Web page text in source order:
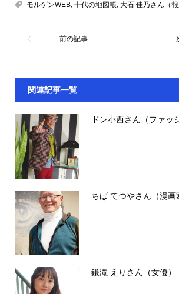
モルゲンWEB, 十代の地図帳, 大石 佳乃さん（報
関連記事一覧
ドン小西さん（ファッ
ちば てつやさん（漫画
鎌滝 えりさん（女優）